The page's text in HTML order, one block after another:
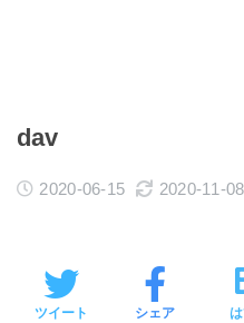
dav
2020-06-15 2020-11-08
ツイート シェア